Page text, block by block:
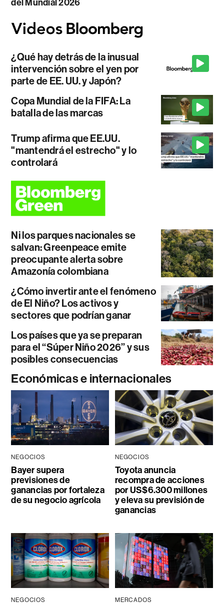
del Mundial 2026
¿Qué hay detrás de la inusual
intervención sobre el yen por
parte de EE. UU. y Japón?
Copa Mundial de la FIFA: La
batalla de las marcas
Trump afirma que EE.UU.
"mantendrá el estrecho" y lo
controlará
Ni los parques nacionales se
salvan: Greenpeace emite
preocupante alerta sobre
Amazonía colombiana
¿Cómo invertir ante el fenómeno
de El Niño? Los activos y
sectores que podrían ganar
Los países que ya se preparan
para el “Súper Niño 2026” y sus
posibles consecuencias
Económicas e internacionales
NEGOCIOS
Bayer supera
previsiones de
ganancias por fortaleza
de su negocio agrícola
NEGOCIOS
Toyota anuncia
recompra de acciones
por US$6.300 millones
y eleva su previsión de
ganancias
NEGOCIOS MERCADOS